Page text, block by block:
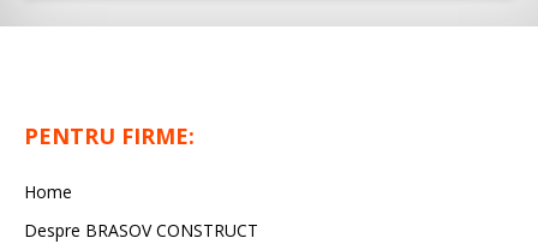
PENTRU FIRME:
Home
Despre BRASOV CONSTRUCT